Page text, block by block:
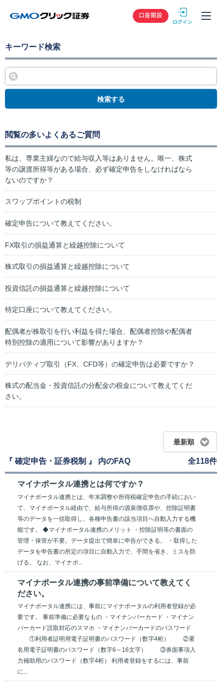
GMOクリック
口座開設
キーワード検索
検索する
閲覧の多いよくあるご質問
私は、専業主婦なので給与収入等はありません。唯一、株式
等の譲渡所得等がある場合、必ず確定申告をしなければなら
ないのですか？
スワップポイントの税制
確定申告について教えてください。
FX取引の損益通算と繰越控除について
株式取引の損益通算と繰越控除について
投資信託の損益通算と繰越控除について
特定口座について教えてください。
配偶者が株取引を行い利益を得た場合、配偶者控除や配偶者
特別控除の適用について影響がありますか？
デリバティブ取引（FX、CFD等）の確定申告は必要ですか？
株式の配当金・投資信託の分配金の税金について教えてくだ
さい。
最新順
『 確定申告・証券税制 』 内のFAQ 全118件
マイナポータル連携とは何ですか？
マイナポータル連携とは、年末調整や所得税確定申告の手続におい
て、マイナポータル経由で、給与所得の源泉徴収票や、控除証明書
等のデータを一括取得し、各種申告書の該当項目へ自動入力する機
能です。 ◆マイナポータル連携のメリット ・控除証明等の書面の
管理・保管が不要。データ提出で簡単に申告ができる。 ・取得した
データを申告書の所定の項目に自動入力で、手間を省き、ミスを防
げる。 なお、マイナポ...
マイナポータル連携の事前準備について教えてく
ださい。
マイナポータル連携には、事前にマイナポータルの利用者登録が必
要です。 事前準備に必要なもの ・マイナンバーカード ・マイナン
バーカード読取対応のスマホ ・マイナンバーカードのパスワード
①利用者証明用電子証明書のパスワード（数字4桁） ②署
名用電子証明書のパスワード（数字6～16文字） ③券面事項入
力補助用のパスワード（数字4桁） 利用者登録をするには、事前
に...